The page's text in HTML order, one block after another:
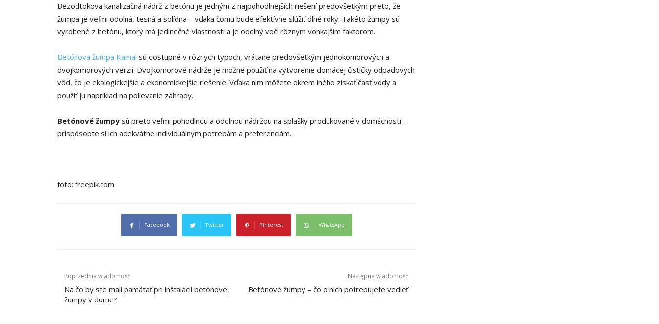
Bezodtoková kanalizačná nádrž z betónu je jedným z najpohodlnejších riešení predovšetkým preto, že
žumpa je veľmi odolná, tesná a solídna – vďaka čomu bude efektívne slúžiť dlhé roky. Takéto žumpy sú
vyrobené z betónu, ktorý má jedinečné vlastnosti a je odolný voči rôznym vonkajším faktorom.
Betónova žumpa Kamal sú dostupné v rôznych typoch, vrátane predovšetkým jednokomorových a
dvojkomorových verzií. Dvojkomorové nádrže je možné použiť na vytvorenie domácej čističky odpadových
vôd, čo je ekologickejšie a ekonomickejšie riešenie. Vďaka nim môžete okrem iného získať časť vody a
použiť ju napríklad na polievanie záhrady.
Betónové žumpy sú preto veľmi pohodlnou a odolnou nádržou na splašky produkované v domácnosti –
prispôsobte si ich adekvátne individuálnym potrebám a preferenciám.
foto: freepik.com
Facebook Twitter Pinterest WhatsApp
Navigacija
prispevka
Poprzednia wiadomość
Na čo by ste mali pamätať pri inštalácii betónovej
žumpy v dome?
Następna wiadomość
Betónové žumpy – čo o nich potrebujete vedieť